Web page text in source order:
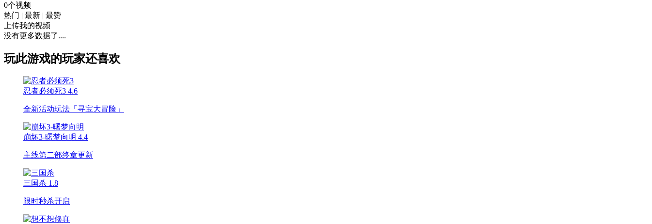
0个视频
热门 | 最新 | 最赞
上传我的视频
没有更多数据了....
玩此游戏的玩家还喜欢
忍者必须死3 4.6
全新活动玩法「寻宝大冒险」
崩坏3-曙梦向明 4.4
主线第二部终章更新
三国杀 1.8
限时秒杀开启